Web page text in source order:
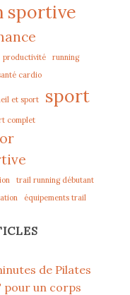
sportive
productivité
running
cardio
et sport sport
complet
trail running débutant
équipements trail
de Pilates
pour un corps